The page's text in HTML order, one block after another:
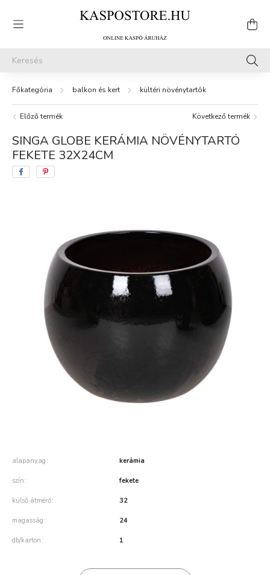
balkon és kert kültéri növénytartók
Előző termék Következő termék
SINGA GLOBE KERÁMIA NÖVÉNYTARTÓ
FEKETE 32X24CM
alapanyag kerámia
szín fekete
külső átmérő 32
magasság 24
db/karton 1